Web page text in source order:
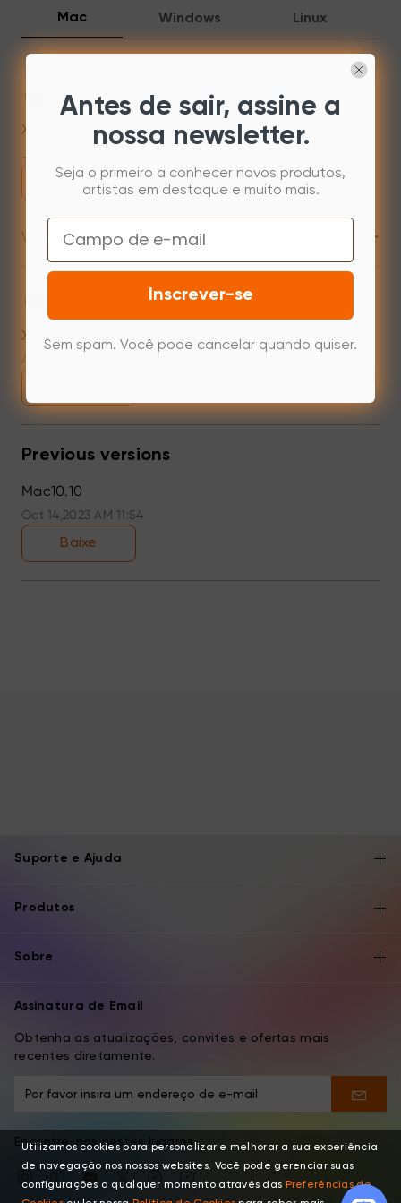
Mac Windows Linux
Mac 10.13 or newer
XPPenMac_4.0.18_260723
Baixe
Versão anterior +
Mac 10.12~14.2
XPPenMac_3.4.15_240313
Previous versions
Mac10.10
Oct 14,2023 AM 11:54
Baixe
Suporte e Ajuda
Produtos
Sobre
Assinatura de Email
Obtenha as atualizações, convites e ofertas mais
recentes diretamente.
Encontre-nos nestes lugares
Utilizamos cookies para personalizar e melhorar a sua experiência
de navegação nos nossos websites. Você pode gerenciar suas
configurações a qualquer momento através das Preferências de
Antes de sair, assine a
nossa newsletter.
Seja o primeiro a conhecer novos produtos,
artistas em destaque e muito mais.
Email
Inscrever-se
Sem spam. Você pode cancelar quando quiser.